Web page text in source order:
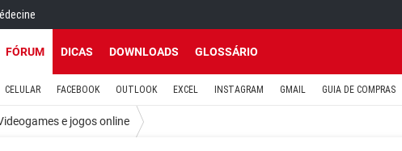
FÓRUM DICAS DOWNLOADS GLOSSÁRIO
CELULAR FACEBOOK OUTLOOK EXCEL INSTAGRAM GMAIL GUIA DE COMPRAS
e jogos online